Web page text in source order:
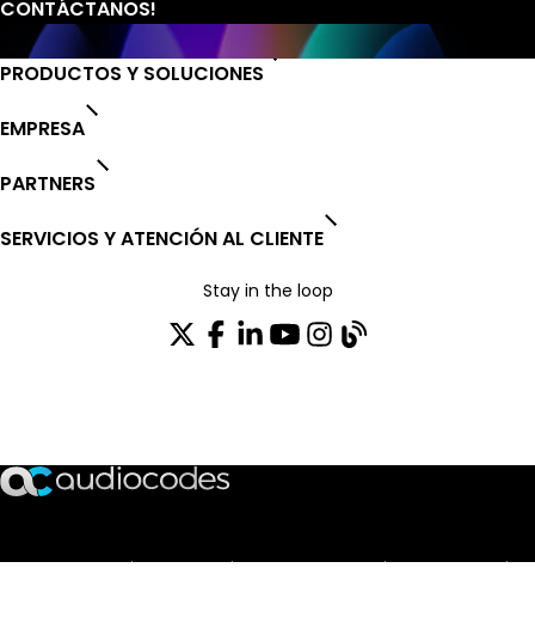
PRODUCTOS Y SOLUCIONES
EMPRESA
PARTNERS
SERVICIOS Y ATENCIÓN AL CLIENTE
Stay in the loop
TRUST CENTEROPEN SOURCEPRODUCT WARRANTYEULA AGREEMENT